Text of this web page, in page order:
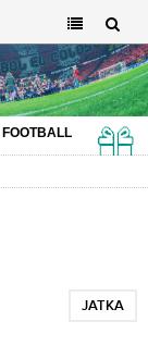
FOOTBALL
JATKA